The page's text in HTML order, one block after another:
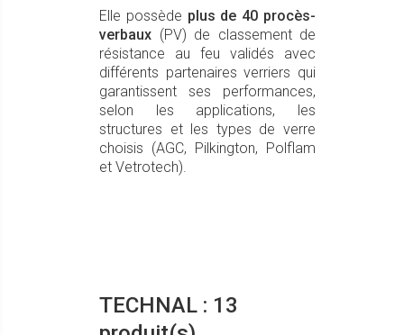
Elle possède plus de 40 procès-
verbaux (PV) de classement de
résistance au feu validés avec
différents partenaires verriers qui
garantissent ses performances,
selon les applications, les
structures et les types de verre
choisis (AGC, Pilkington, Polflam
et Vetrotech).
TECHNAL : 13